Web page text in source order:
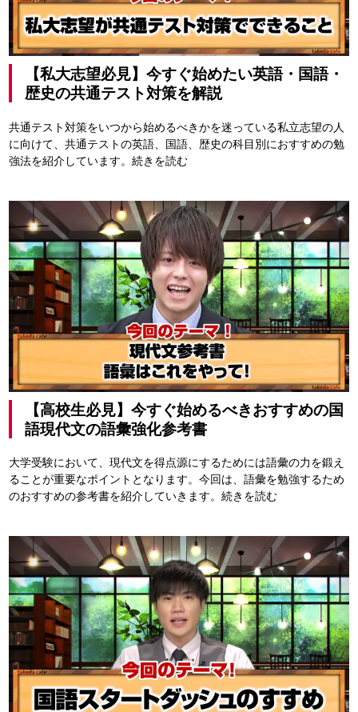
【私大志望必見】今すぐ始めたい英語・国語・
歴史の共通テスト対策を解説
共通テスト対策をいつから始めるべきかを迷っている私立志望の人
に向けて、共通テストの英語、国語、歴史の科目別におすすめの勉
強法を紹介しています。続きを読む
【高校生必見】今すぐ始めるべきおすすめの国
語現代文の語彙強化参考書
大学受験において、現代文を得点源にするためには語彙の力を鍛え
ることが重要なポイントとなります。今回は、語彙を勉強するため
のおすすめの参考書を紹介していきます。続きを読む